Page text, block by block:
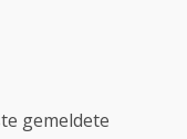
gemeldete